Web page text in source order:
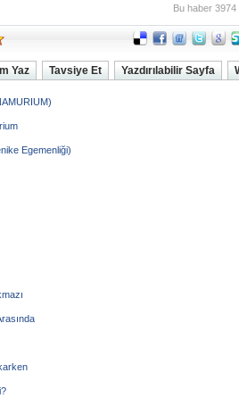
Bu haber 3974
Yaz Tavsiye Et Yazdırılabilir Sayfa
Egemenliği)